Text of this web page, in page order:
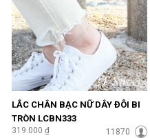
LẮC CHÂN BẠC NỮ DÂY ĐÔI BI
TRÒN LCBN333
319.000 ₫ 11870